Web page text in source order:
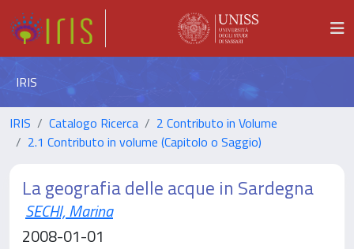
IRIS
IRIS Catalogo Ricerca
2 Contributo in Volume
2.1 Contributo in volume (Capitolo o Saggio)
La geografia delle acque in Sardegna
SECHI, Marina
2008-01-01